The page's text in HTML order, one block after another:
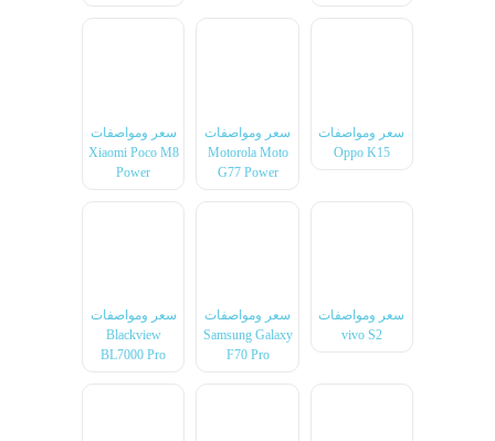
سعر ومواصفات
Oppo K15
سعر ومواصفات
Motorola Moto
G77 Power
سعر ومواصفات
Xiaomi Poco M8
Power
سعر ومواصفات
vivo S2
سعر ومواصفات
Samsung Galaxy
F70 Pro
سعر ومواصفات
Blackview
BL7000 Pro